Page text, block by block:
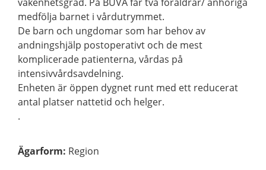
medfölja barnet i vårdutrymmet.
De barn och ungdomar som har behov av
andningshjälp postoperativt och de mest
komplicerade patienterna, vårdas på
intensivvårdsavdelning.
Enheten är öppen dygnet runt med ett reducerat
antal platser nattetid och helger.
.
Ägarform: Region